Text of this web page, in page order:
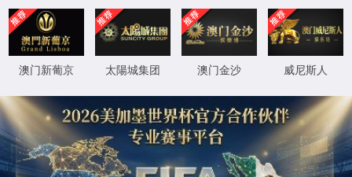
区)-Official website
返回首页